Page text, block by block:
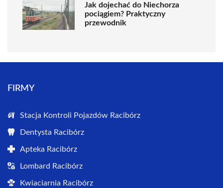
Jak dojechać do Niechorza
pociągiem? Praktyczny
przewodnik
FIRMY
Stacja Kontroli Pojazdów Racibórz
Dentysta Racibórz
Apteka Racibórz
Lombard Racibórz
Kwiaciarnia Racibórz